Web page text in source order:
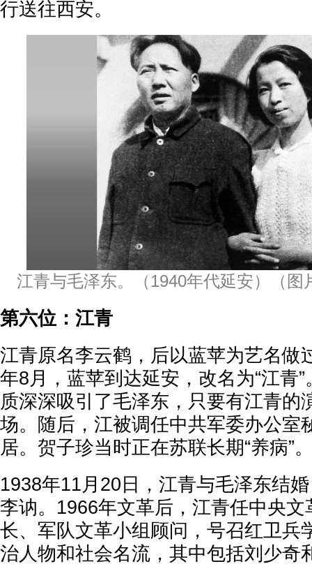
行送往西安。
江青与毛泽东。（1940年代延安）（图
第六位：江青
江青原名李云鹤，后以蓝苹为艺名做
年8月，蓝苹到达延安，改名为“江青
质深深吸引了毛泽东，只要有江青的
场。随后，江被调任中共军委办公室
居。贺子珍当时正在苏联长期“养病”
1938年11月20日，江青与毛泽东结
李讷。1966年文革后，江青任中央文
长、军队文革小组顾问，号召红卫兵
治人物和社会名流，其中包括刘少奇